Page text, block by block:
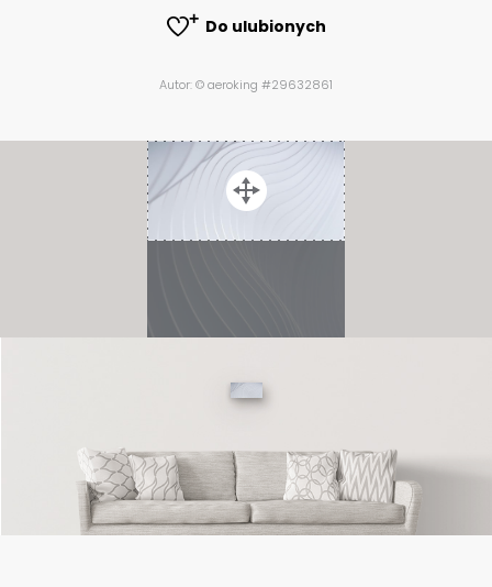
Do ulubionych
Autor: © aeroking #29632861